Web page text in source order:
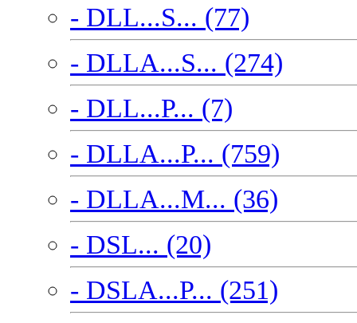
- DLL...S... (77)
- DLLA...S... (274)
- DLL...P... (7)
- DLLA...P... (759)
- DLLA...M... (36)
- DSL... (20)
- DSLA...P... (251)